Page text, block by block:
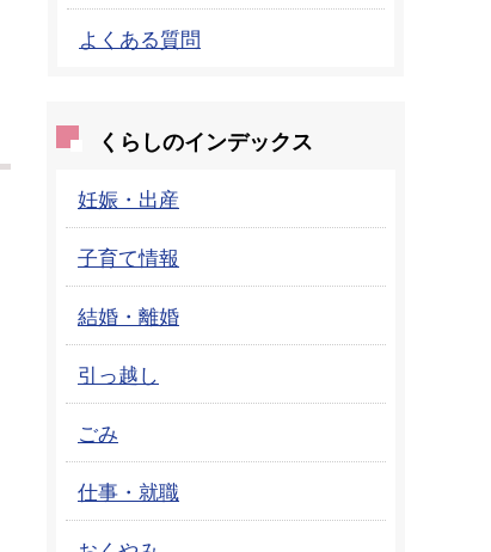
よくある質問
くらしのインデックス
妊娠・出産
子育て情報
結婚・離婚
引っ越し
ごみ
仕事・就職